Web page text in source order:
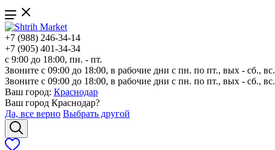
+7 (988) 246-34-14
+7 (905) 401-34-34
с 9:00 до 18:00, пн. - пт.
Звоните с 09:00 до 18:00, в рабочие дни с пн. по пт., вых - сб., вс.
Звоните с 09:00 до 18:00, в рабочие дни с пн. по пт., вых - сб., вс.
Ваш город: Краснодар
Ваш город Краснодар?
Да, все верно Выбрать другой